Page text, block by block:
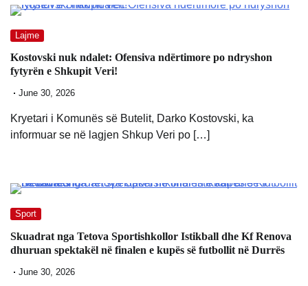
Lajme
Kostovski nuk ndalet: Ofensiva ndërtimore po ndryshon
fytyrën e Shkupit Veri!
June 30, 2026
Kryetari i Komunës së Butelit, Darko Kostovski, ka
informuar se në lagjen Shkup Veri po […]
Sport
Skuadrat nga Tetova Sportishkollor Istikball dhe Kf Renova
dhuruan spektakël në finalen e kupës së futbollit në Durrës
June 30, 2026